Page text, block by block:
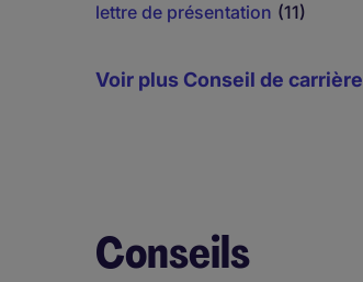
lettre de présentation (11)
Voir plus Conseil de carrière
Conseils